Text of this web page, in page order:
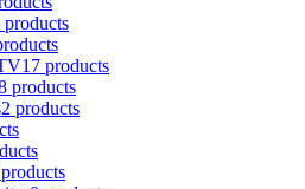
products
17 products
products
2 products